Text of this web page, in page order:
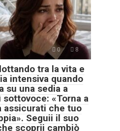
0 8
tra la vita e
intensiva quando
su una sedia a
«Torna a
assicurati che tuo
Seguii il suo
scoprii cambiò